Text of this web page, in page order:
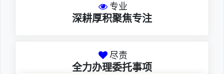
专业
深耕厚积聚焦专注
尽责
全力办理委托事项